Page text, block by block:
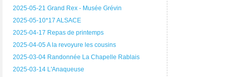
2025-05-21 Grand Rex - Musée Grévin
2025-05-10*17 ALSACE
2025-04-17 Repas de printemps
2025-04-05 A la revoyure les cousins
2025-03-04 Randonnée La Chapelle Rablais
2025-03-14 L'Anaqueuse